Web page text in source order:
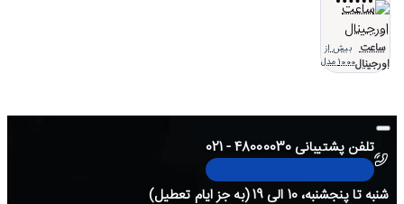
ساعت
اورجینال
بیش از
1000 مدل
تلفن پشتیبانی 48000030 - 021
شنبه تا پنجشنبه، 10 الی 19 (به جز ایام تعطیل)